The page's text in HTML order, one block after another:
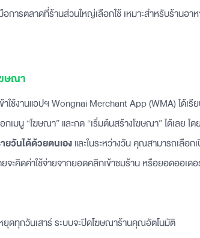
การตลาดที่ร้านส่วนใหญ่เลือกใช้ เหมาะสำหรับร้านอา
ษณา
ใช้งานแอปฯ Wongnai Merchant App (WMA) ได้เรี
มนู “โฆษณา” และกด “เริ่มต้นสร้างโฆษณา” ได้เลย โ
วันได้ด้วยตนเองและในระหว่างวัน คุณสามารถเลือก
ะคิดค่าใช้จ่ายจากยอดคลิกเข้าชมร้าน หรือยอดออเด
ดทุกวันเสาร์ ระบบจะปิดโฆษณาร้านคุณอัตโนมัติ